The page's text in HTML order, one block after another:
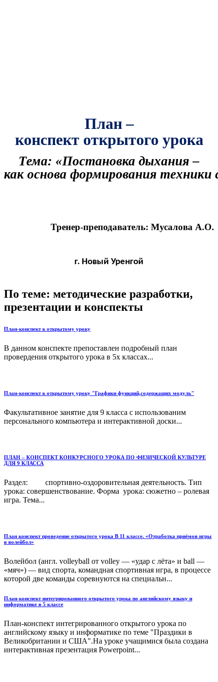
План–
конспект открытого урока
Тема: «Постановка дыхания –
как основа формирования техники
Тренер-преподаватель: Мусалова А.О.
г. Новый Уренгой
По теме: методические разработки,
презентации и конспекты
План-конспект к открытому уроку
В данном конспекте препоставлен подробный план
провердения открытого урока в 5х классах...
План-конспект к открытому уроку "Графики функций,содержащих модуль"
Факультативное занятие для 9 класса с использованим
персонального компьютера и интерактивной доски...
ПЛАН – КОНСПЕКТ КОНКУРСНОГО УРОКА ПО ФИЗИЧЕСКОЙ КУЛЬТУРЕ
ДЛЯ 9 КЛАССА
Раздел: спортивно-оздоровительная деятельность. Тип
урока: совершенствование. Форма урока: сюжетно – ролевая
игра. Тема...
План конспект проведение открытого урока В 11 классе. «Отработка приёмов игры
в волейбол»
Волейбол (англ. volleyball от volley — «удар с лёта» и ball —
«мяч») — вид спорта, командная спортивная игра, в процессе
которой две команды соревнуются на специальн...
План-конспект интегрированного открытого урока по английскому языку и
информатике в 5 классе
План-конспект интегрированного открытого урока по
английскому языку и информатике по теме "Праздики в
Великобритании и США".На уроке учащимися была создана
интерактивная презентация Powerpoint...